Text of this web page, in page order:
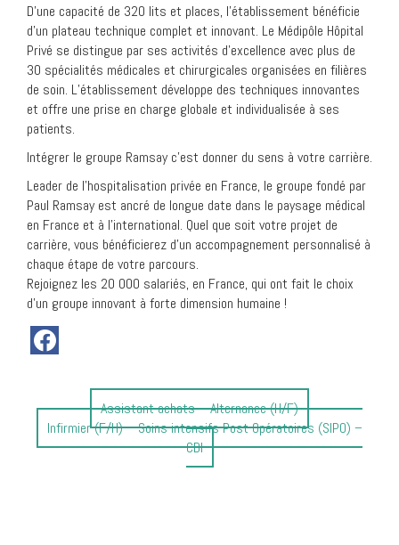
D’une capacité de 320 lits et places, l’établissement bénéficie
d’un plateau technique complet et innovant. Le Médipôle Hôpital
Privé se distingue par ses activités d’excellence avec plus de
30 spécialités médicales et chirurgicales organisées en filières
de soin. L’établissement développe des techniques innovantes
et offre une prise en charge globale et individualisée à ses
patients.
Intégrer le groupe Ramsay c’est donner du sens à votre carrière.
Leader de l’hospitalisation privée en France, le groupe fondé par
Paul Ramsay est ancré de longue date dans le paysage médical
en France et à l’international. Quel que soit votre projet de
carrière, vous bénéficierez d’un accompagnement personnalisé à
chaque étape de votre parcours.
Rejoignez les 20 000 salariés, en France, qui ont fait le choix
d’un groupe innovant à forte dimension humaine !
Article
précédent
:
Assistant achats – Alternance (H/F)
Article
suivant
Infirmier (F/H) – Soins intensifs Post Opératoires (SIPO) –
CDI